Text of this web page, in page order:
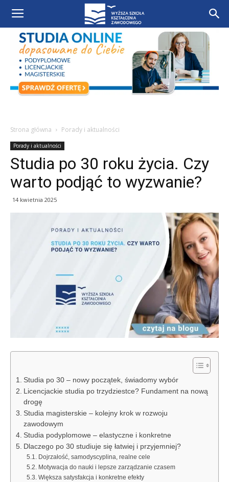
Strona główna Porady i aktualności
Porady i aktualności
Studia po 30 roku życia. Czy
warto podjąć to wyzwanie?
14 kwietnia 2025
Studia po 30 – nowy początek, świadomy wybór
Licencjackie studia po trzydziestce? Fundament na nową
drogę
Studia magisterskie – kolejny krok w rozwoju
zawodowym
Studia podyplomowe – elastyczne i konkretne
Dlaczego po 30 studiuje się łatwiej i przyjemniej?
Dojrzałość, samodyscyplina, realne cele
Motywacja do nauki i lepsze zarządzanie czasem
Większa satysfakcja i konkretne efekty